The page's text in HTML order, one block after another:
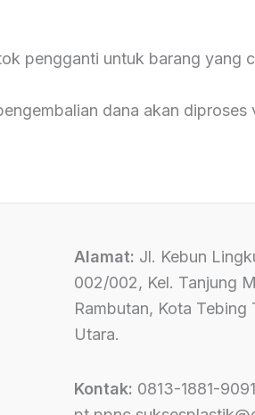
pengganti untuk barang yang
dana akan diproses
Alamat: Jl. Kebun
002/002, Kel. Tanjung
Rambutan, Kota Tebing
Utara.
Kontak: 0813-1881-9091